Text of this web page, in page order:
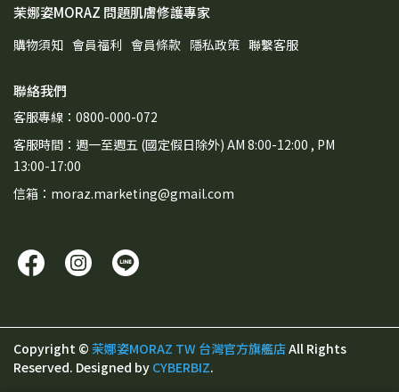
茉娜姿MORAZ 問題肌膚修護專家
購物須知 會員福利 會員條款 隱私政策 聯繫客服
聯絡我們
客服專線：0800-000-072
客服時間：週一至週五 (國定假日除外) AM 8:00-12:00 , PM
13:00-17:00
信箱：moraz.marketing@gmail.com
Copyright © 茉娜姿MORAZ TW 台灣官方旗艦店All Rights
Reserved. Designed by CYBERBIZ.